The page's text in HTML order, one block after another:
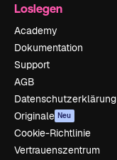
Loslegen
Academy
Dokumentation
Support
AGB
Datenschutzerklärung
Originale Neu
Cookie-Richtlinie
Vertrauenszentrum